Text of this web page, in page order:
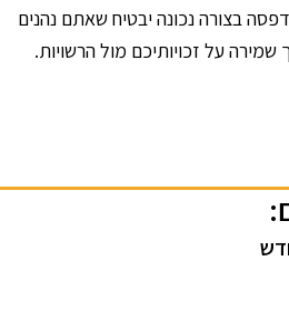
בצורה נכונה יבטיח שאתם נהנים
על זכויותיכם מול הרשויות.